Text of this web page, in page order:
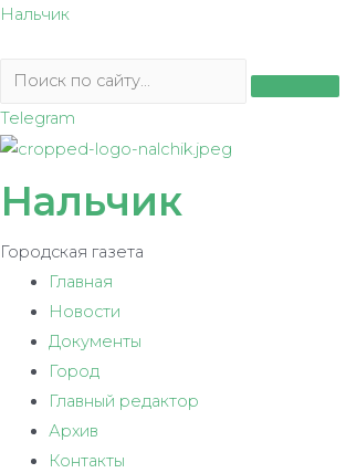
Перейти
содержимому
Нальчик
Telegram
Нальчик
Городская газета
Главная
Новости
Документы
Город
Главный редактор
Архив
Контакты